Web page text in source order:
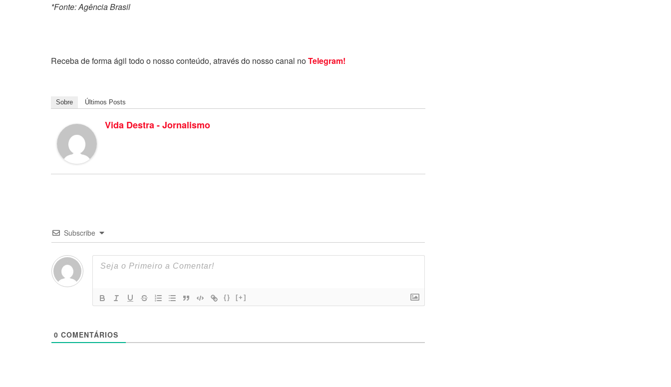
*Fonte: Agência Brasil
Receba de forma ágil todo o nosso conteúdo, através do nosso canal noTelegram!
Sobre Últimos Posts
Vida Destra - Jornalismo
Subscribe
{} [+]
0 COMENTÁRIOS